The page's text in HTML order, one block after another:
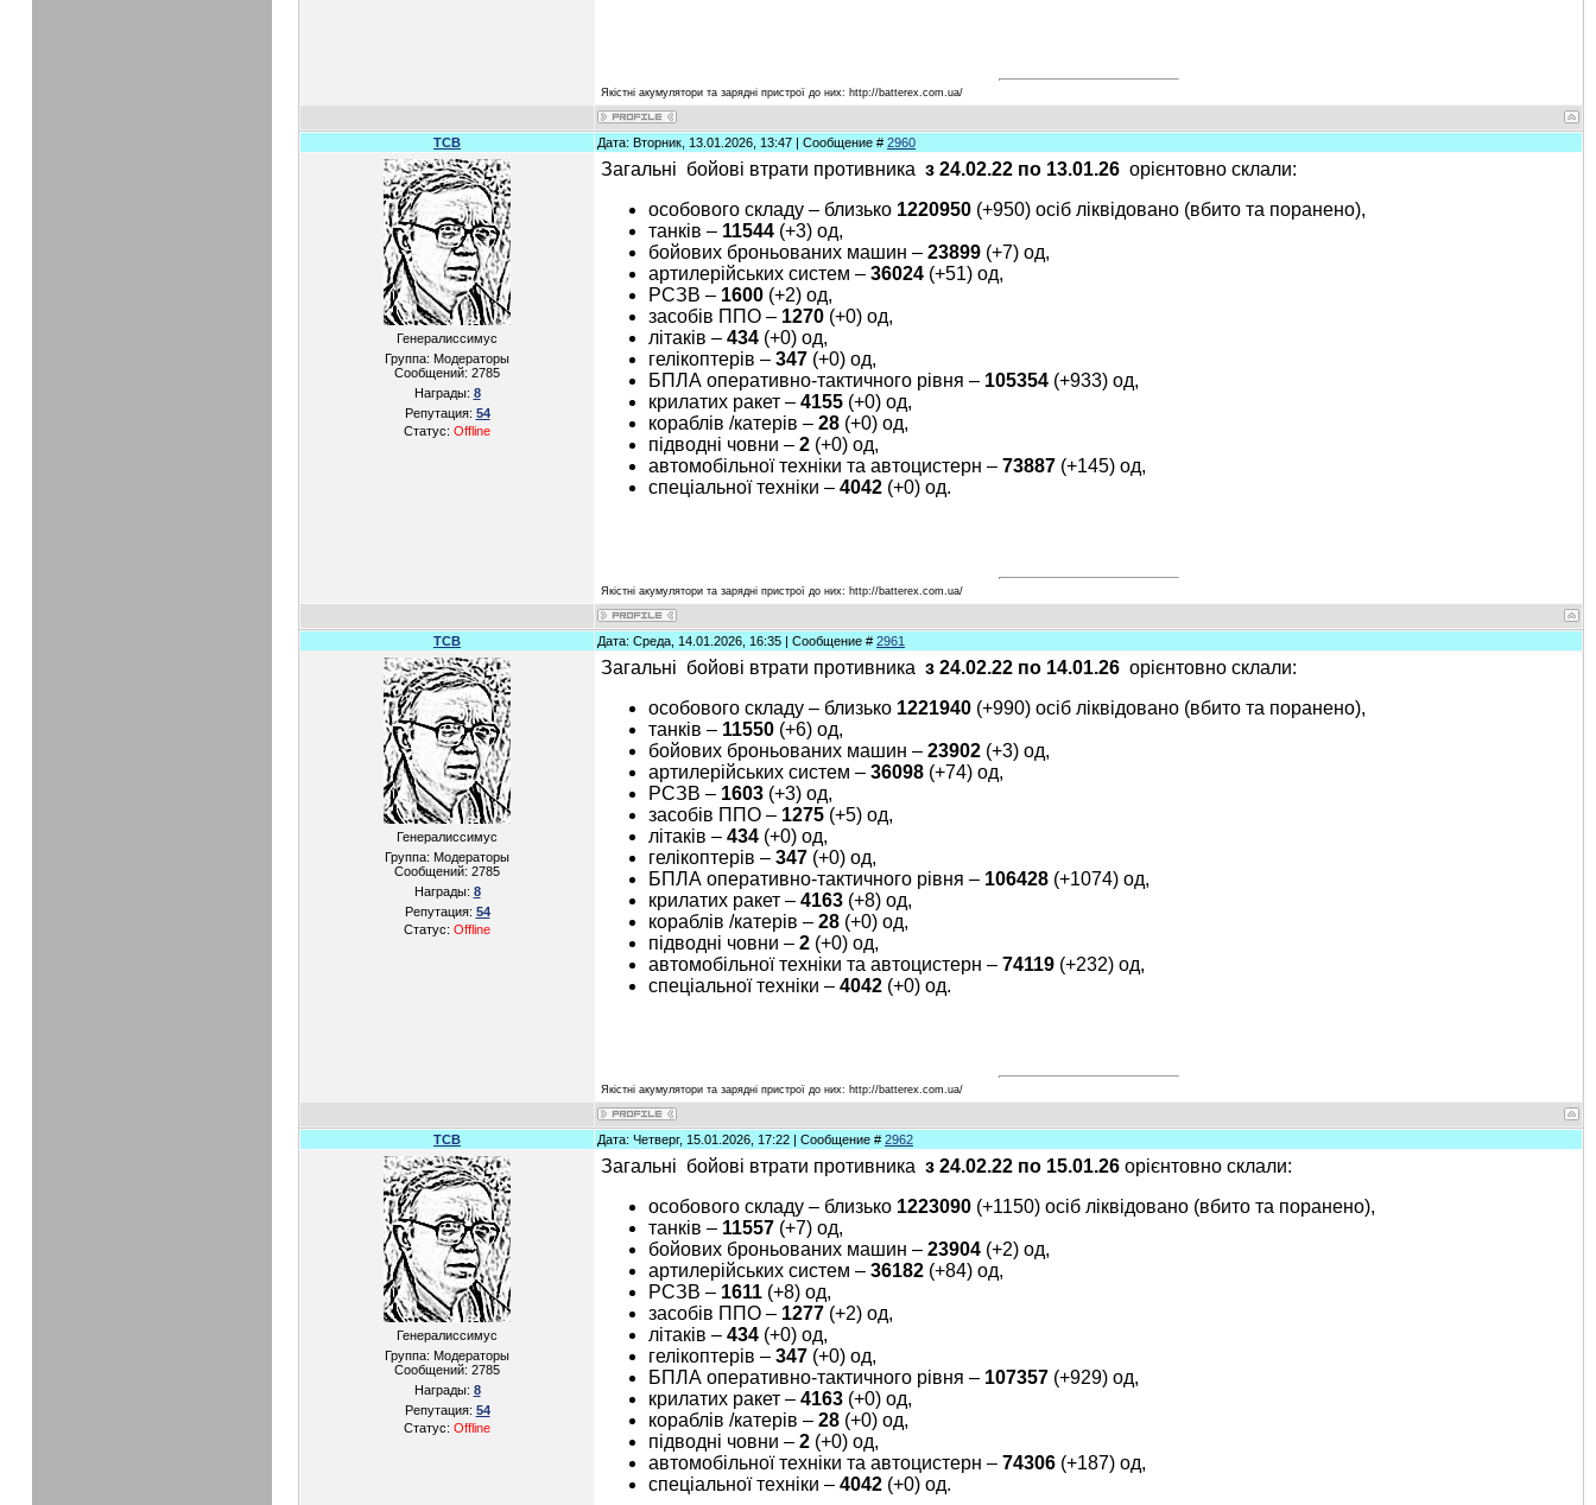
Якістні акумулятори та зарядні пристрої до них: http://batterex.com.ua/
TCB Дата: Вторник, 13.01.2026, 13:47 | Сообщение # 2960
Генералиссимус
Группа: Модераторы
Сообщений: 2785
Награды: 8
Репутация: 54
Статус: Offline
Загальні бойові втрати противника з 24.02.22 по 13.01.26 орієнтовно склали:
особового складу ‒ близько 1220950 (+950) осіб ліквідовано (вбито та поранено),
танків ‒ 11544 (+3) од,
бойових броньованих машин ‒ 23899 (+7) од,
артилерійських систем – 36024 (+51) од,
РСЗВ – 1600 (+2) од,
засобів ППО ‒ 1270 (+0) од,
літаків – 434 (+0) од,
гелікоптерів – 347 (+0) од,
БПЛА оперативно-тактичного рівня – 105354 (+933) од,
крилатих ракет ‒ 4155 (+0) од,
кораблів /катерів ‒ 28 (+0) од,
підводні човни – 2 (+0) од,
автомобільної техніки та автоцистерн – 73887 (+145) од,
спеціальної техніки ‒ 4042 (+0) од.
Якістні акумулятори та зарядні пристрої до них: http://batterex.com.ua/
TCB Дата: Среда, 14.01.2026, 16:35 | Сообщение # 2961
Генералиссимус
Группа: Модераторы
Сообщений: 2785
Награды: 8
Репутация: 54
Статус: Offline
Загальні бойові втрати противника з 24.02.22 по 14.01.26 орієнтовно склали:
особового складу ‒ близько 1221940 (+990) осіб ліквідовано (вбито та поранено),
танків ‒ 11550 (+6) од,
бойових броньованих машин ‒ 23902 (+3) од,
артилерійських систем – 36098 (+74) од,
РСЗВ – 1603 (+3) од,
засобів ППО ‒ 1275 (+5) од,
літаків – 434 (+0) од,
гелікоптерів – 347 (+0) од,
БПЛА оперативно-тактичного рівня – 106428 (+1074) од,
крилатих ракет ‒ 4163 (+8) од,
кораблів /катерів ‒ 28 (+0) од,
підводні човни – 2 (+0) од,
автомобільної техніки та автоцистерн – 74119 (+232) од,
спеціальної техніки ‒ 4042 (+0) од.
Якістні акумулятори та зарядні пристрої до них: http://batterex.com.ua/
TCB Дата: Четверг, 15.01.2026, 17:22 | Сообщение # 2962
Генералиссимус
Группа: Модераторы
Сообщений: 2785
Награды: 8
Репутация: 54
Статус: Offline
Загальні бойові втрати противника з 24.02.22 по 15.01.26 орієнтовно склали:
особового складу ‒ близько 1223090 (+1150) осіб ліквідовано (вбито та поранено),
танків ‒ 11557 (+7) од,
бойових броньованих машин ‒ 23904 (+2) од,
артилерійських систем – 36182 (+84) од,
РСЗВ – 1611 (+8) од,
засобів ППО ‒ 1277 (+2) од,
літаків – 434 (+0) од,
гелікоптерів – 347 (+0) од,
БПЛА оперативно-тактичного рівня – 107357 (+929) од,
крилатих ракет ‒ 4163 (+0) од,
кораблів /катерів ‒ 28 (+0) од,
підводні човни – 2 (+0) од,
автомобільної техніки та автоцистерн – 74306 (+187) од,
спеціальної техніки ‒ 4042 (+0) од.